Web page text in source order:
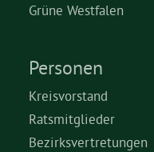
Grüne Westfalen
Personen
Kreisvorstand
Ratsmitglieder
Bezirksvertretungen